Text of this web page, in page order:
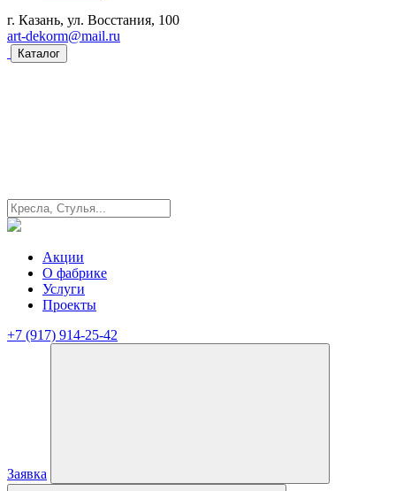
г. Казань, ул. Восстания, 100
art-dekorm@mail.ru
Каталог
Акции
О фабрике
Услуги
Проекты
+7 (917) 914-25-42
Заявка